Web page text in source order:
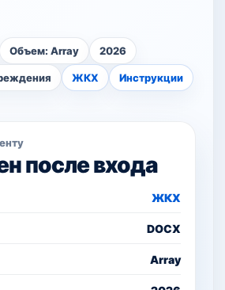
Объем: Array 2026
ЖКХ Инструкции
после входа
ЖКХ
DOCX
Array